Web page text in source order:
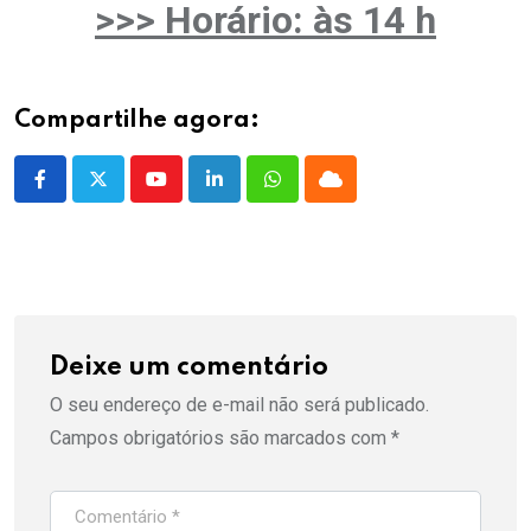
>>> Horário: às 14 h
Compartilhe agora:
YoutubeLinkedInWhatsappCloud
Deixe um comentário
O seu endereço de e-mail não será publicado.
Campos obrigatórios são marcados com *